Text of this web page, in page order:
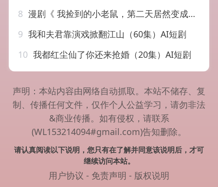
8 漫剧《 我捡到的小老鼠，第二天居然变成了可爱女孩&我捡到的小老鼠第二天居然变成了可爱女孩（13集）漫剧
9 我和夫君靠演戏掀翻江山（60集）AI短剧
10 我都红尘仙了你还来抢婚（20集）AI短剧
声明：本站内容由网络自动抓取。本站不储存、复
制、传播任何文件，仅作个人公益学习，请勿非法
&商业传播。如有侵权，请联系
(WL153214094#gmail.com)告知删除。
请认真阅读以下说明，您只有在了解并同意该说明后，才可
继续访问本站。
用户协议 - 免责声明 - 版权说明